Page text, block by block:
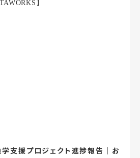
支援プロジェクト進捗報告｜お